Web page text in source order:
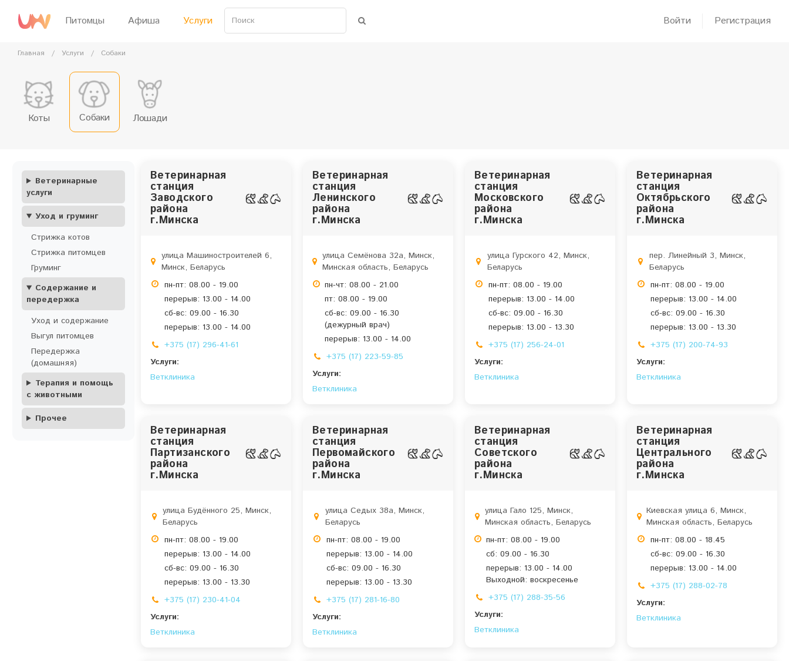
главному
Питомцы Афиша Услуги
Search
Поиск Войти Регистрация
Главная / Услуги / Собаки
Коты Собаки Лошади
Ветеринарные
услуги
Уход и груминг
Стрижка котов
Стрижка питомцев
Груминг
Содержание и
передержка
Уход и содержание
Выгул питомцев
Передержка
(домашняя)
Терапия и помощь
с животными
Прочее
Ветеринарная
станция
Заводского
района
г.Минска
улица Машиностроителей 6,
Минск, Беларусь
пн-пт: 08.00 - 19.00
перерыв: 13.00 - 14.00
сб-вс: 09.00 - 16.30
перерыв: 13.00 - 14.00
+375 (17) 296-41-61
Услуги:
Ветклиника
Ветеринарная
станция
Ленинского
района
г.Минска
улица Семёнова 32а, Минск,
Минская область, Беларусь
пн-чт: 08.00 - 21.00
пт: 08.00 - 19.00
сб-вс: 09.00 - 16.30
(дежурный врач)
перерыв: 13.00 - 14.00
+375 (17) 223-59-85
Услуги:
Ветклиника
Ветеринарная
станция
Московского
района
г.Минска
улица Гурского 42, Минск,
Беларусь
пн-пт: 08.00 - 19.00
перерыв: 13.00 - 14.00
сб-вс: 09.00 - 16.30
перерыв: 13.00 - 13.30
+375 (17) 256-24-01
Услуги:
Ветклиника
Ветеринарная
станция
Октябрьского
района
г.Минска
пер. Линейный 3, Минск,
Беларусь
пн-пт: 08.00 - 19.00
перерыв: 13.00 - 14.00
сб-вс: 09.00 - 16.30
перерыв: 13.00 - 13.30
+375 (17) 200-74-93
Услуги:
Ветклиника
Ветеринарная
станция
Партизанского
района
г.Минска
улица Будённого 25, Минск,
Беларусь
пн-пт: 08.00 - 19.00
перерыв: 13.00 - 14.00
сб-вс: 09.00 - 16.30
перерыв: 13.00 - 13.30
+375 (17) 230-41-04
Услуги:
Ветклиника
Ветеринарная
станция
Первомайского
района
г.Минска
улица Седых 38а, Минск,
Беларусь
пн-пт: 08.00 - 19.00
перерыв: 13.00 - 14.00
сб-вс: 09.00 - 16.30
перерыв: 13.00 - 13.30
+375 (17) 281-16-80
Услуги:
Ветклиника
Ветеринарная
станция
Советского
района
г.Минска
улица Гало 125, Минск,
Минская область, Беларусь
пн-пт: 08.00 - 19.00
сб: 09.00 - 16.30
перерыв: 13.00 - 14.00
Выходной: воскресенье
+375 (17) 288-35-56
Услуги:
Ветклиника
Ветеринарная
станция
Центрального
района
г.Минска
Киевская улица 6, Минск,
Минская область, Беларусь
пн-пт: 08.00 - 18.45
сб-вс: 09.00 - 16.30
перерыв: 13.00 - 14.00
+375 (17) 288-02-78
Услуги:
Ветклиника